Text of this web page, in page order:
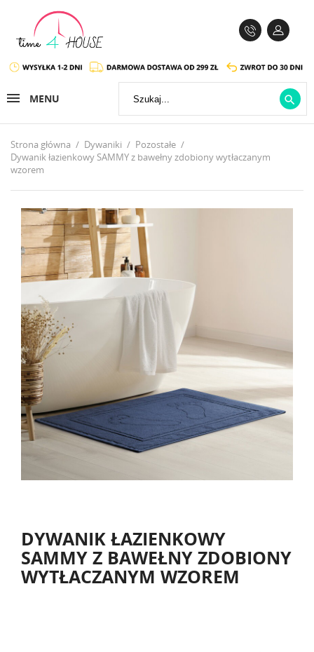
MENU 
Strona główna Dywaniki
Pozostałe
Dywanik łazienkowy SAMMY z bawełny zdobiony wytłaczanym
wzorem
DYWANIK ŁAZIENKOWY
SAMMY Z BAWEŁNY ZDOBIONY
WYTŁACZANYM WZOREM